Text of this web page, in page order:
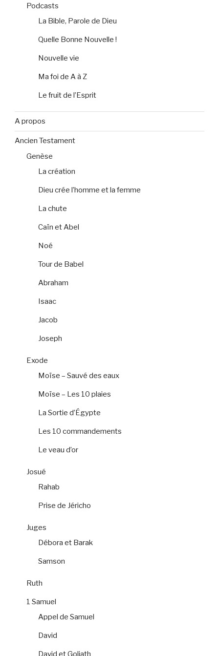
Podcasts
La Bible, Parole de Dieu
Quelle Bonne Nouvelle !
Nouvelle vie
Ma foi de A à Z
Le fruit de l’Esprit
A propos
Ancien Testament
Genèse
La création
Dieu crée l’homme et la femme
La chute
Caïn et Abel
Noé
Tour de Babel
Abraham
Isaac
Jacob
Joseph
Exode
Moïse – Sauvé des eaux
Moïse – Les 10 plaies
La Sortie d’Égypte
Les 10 commandements
Le veau d’or
Josué
Rahab
Prise de Jéricho
Juges
Débora et Barak
Samson
Ruth
1 Samuel
Appel de Samuel
David
David et Goliath